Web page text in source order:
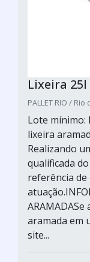
Lixeira 25l
PALLET RIO / Rio
Lote mínimo:
lixeira
Realizando
qualificada
referência de
aramada em
site...